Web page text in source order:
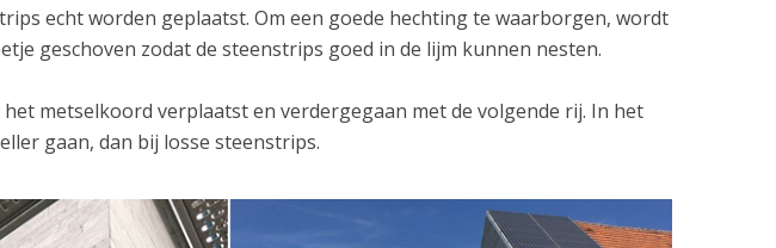
echt worden geplaatst. Om een goede hechting te waarborgen, wordt
geschoven zodat de steenstrips goed in de lijm kunnen nesten.
metselkoord verplaatst en verdergegaan met de volgende rij. In het
gaan, dan bij losse steenstrips.